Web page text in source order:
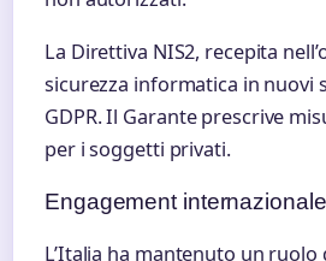
La Direttiva NIS2, recepita
sicurezza informatica in nuovi
GDPR. Il Garante prescrive
per i soggetti privati.
Engagement internazionale
L’Italia ha mantenuto un